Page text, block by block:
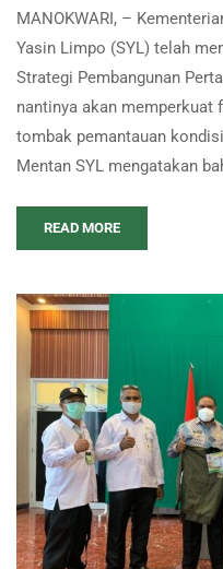
MANOKWARI, –
Yasin Limpo (SYL) telah
Strategi Pembangunan
nantinya akan memperkuat
tombak pemantauan
Mentan SYL mengatakan
READ MORE